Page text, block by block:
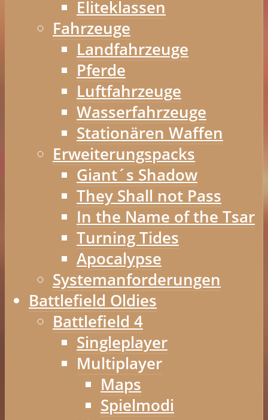
Eliteklassen
Fahrzeuge
Landfahrzeuge
Pferde
Luftfahrzeuge
Wasserfahrzeuge
Stationären Waffen
Erweiterungspacks
Giant´s Shadow
They Shall not Pass
In the Name of the Tsar
Turning Tides
Apocalypse
Systemanforderungen
Battlefield Oldies
Battlefield 4
Singleplayer
Multiplayer
Maps
Spielmodi